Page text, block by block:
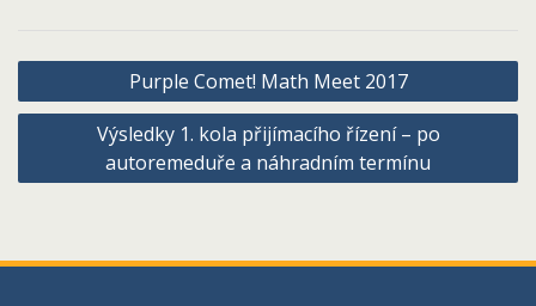
Navigace
pro
příspěvek
Purple Comet! Math Meet 2017
Výsledky 1. kola přijímacího řízení – po
autoremeduře a náhradním termínu